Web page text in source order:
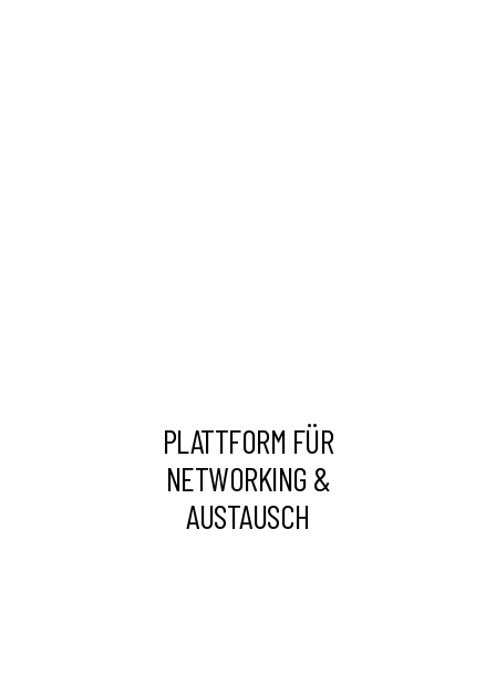
PLATTFORM FÜR
NETWORKING &
AUSTAUSCH